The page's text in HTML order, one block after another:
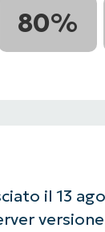
80%
il 13